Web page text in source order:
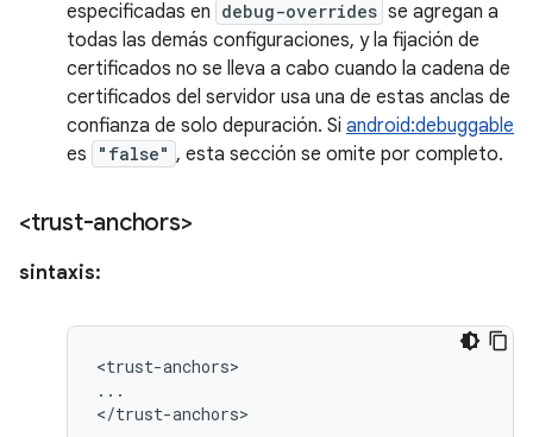
especificadas en debug-overrides se agregan a
todas las demás configuraciones, y la fijación de
certificados no se lleva a cabo cuando la cadena de
certificados del servidor usa una de estas anclas de
confianza de solo depuración. Si android:debuggable
es
"false" , esta sección se omite por completo.
<trust-anchors>
sintaxis:
<trust-anchors>
...
</trust-anchors>